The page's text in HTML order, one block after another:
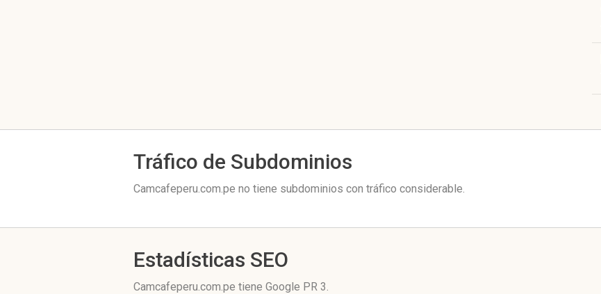
Tráfico de Subdominios
Camcafeperu.com.pe no tiene subdominios con tráfico considerable.
Estadísticas SEO
Camcafeperu.com.pe tiene Google PR 3.